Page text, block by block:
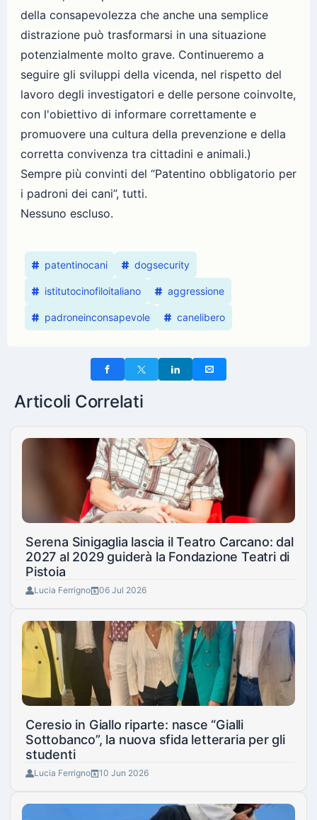
della consapevolezza che anche una semplice
distrazione può trasformarsi in una situazione
potenzialmente molto grave. Continueremo a
seguire gli sviluppi della vicenda, nel rispetto del
lavoro degli investigatori e delle persone coinvolte,
con l'obiettivo di informare correttamente e
promuovere una cultura della prevenzione e della
corretta convivenza tra cittadini e animali.)
Sempre più convinti del “Patentino obbligatorio per
i padroni dei cani”, tutti.
Nessuno escluso.
patentinocani dogsecurity
istitutocinofiloitaliano aggressione
padroneinconsapevole canelibero
Articoli Correlati
Serena Sinigaglia lascia il Teatro Carcano: dal
2027 al 2029 guiderà la Fondazione Teatri di
Pistoia
Lucia Ferrigno 06 Jul 2026
Ceresio in Giallo riparte: nasce “Gialli
Sottobanco”, la nuova sfida letteraria per gli
studenti
Lucia Ferrigno 10 Jun 2026